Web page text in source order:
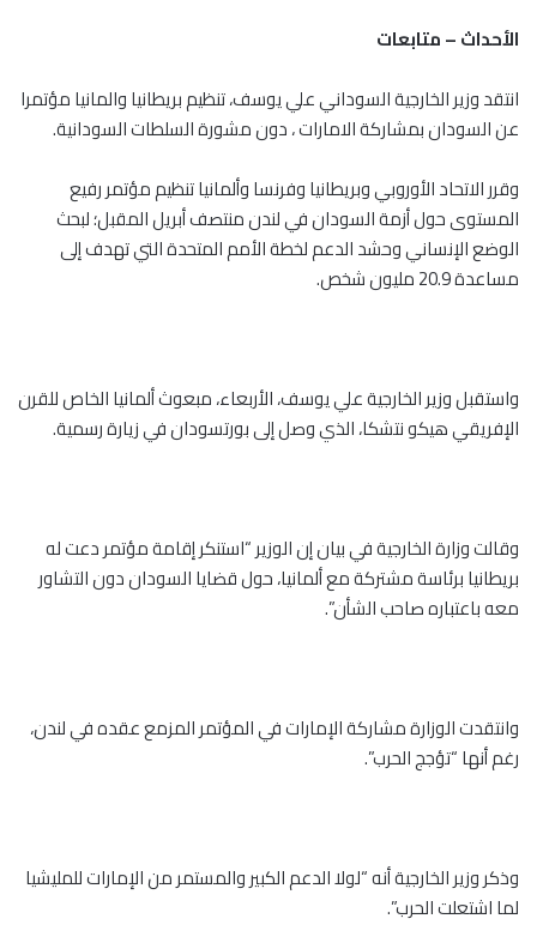
الأحداث – متابعات
انتقد وزير الخارجية السوداني علي يوسف، تنظيم بريطانيا والمانيا مؤتمرا
عن السودان بمشاركة الامارات ، دون مشورة السلطات السودانية.
وقرر الاتحاد الأوروبي وبريطانيا وفرنسا وألمانيا تنظيم مؤتمر رفيع
المستوى حول أزمة السودان في لندن منتصف أبريل المقبل؛ لبحث
الوضع الإنساني وحشد الدعم لخطة الأمم المتحدة التي تهدف إلى
مساعدة 20.9 مليون شخص.
واستقبل وزير الخارجية علي يوسف، الأربعاء، مبعوث ألمانيا الخاص للقرن
الإفريقي هيكو نتشكا، الذي وصل إلى بورتسودان في زيارة رسمية.
وقالت وزارة الخارجية في بيان إن الوزير “استنكر إقامة مؤتمر دعت له
بريطانيا برئاسة مشتركة مع ألمانيا، حول قضايا السودان دون التشاور
معه باعتباره صاحب الشأن”.
وانتقدت الوزارة مشاركة الإمارات في المؤتمر المزمع عقده في لندن،
رغم أنها “تؤجج الحرب”.
وذكر وزير الخارجية أنه “لولا الدعم الكبير والمستمر من الإمارات للمليشيا
لما اشتعلت الحرب”.